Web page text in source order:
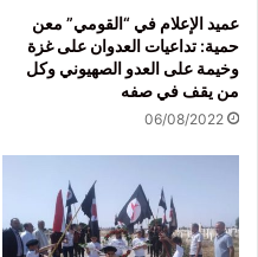
عميد الإعلام في “القومي” معن
حمية: تداعيات العدوان على غزة
وخيمة على العدو الصهيوني وكل
من يقف في صفه
06/08/2022